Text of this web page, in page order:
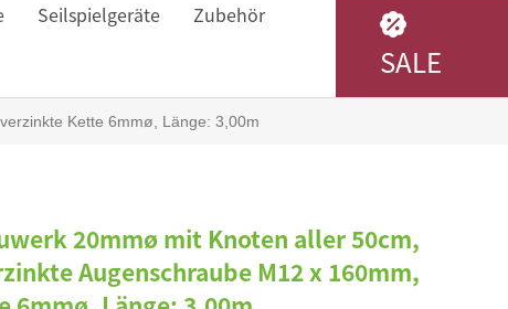
Seilspielgeräte Zubehör
SALE
Kette 6mmø, Länge: 3,00m
20mmø mit Knoten aller 50cm,
Augenschraube M12 x 160mm,